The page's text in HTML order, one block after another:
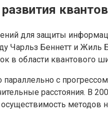
для защиты
Чарльз Беннетт и
в области квантового
с
расстояния. В
методов